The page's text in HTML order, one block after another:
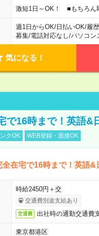
激短1日～OK！ ■もちろん
週1日からOK/日払いOK/履
募集/電話対応なし/パソコン
気になる！
で16時まで！英語&
クOK WEB登録・面接OK
全在宅で16時まで！英語
時給2450円＋交
交通費別途支給あり
交通費 出社時の通勤交通費
東京都港区